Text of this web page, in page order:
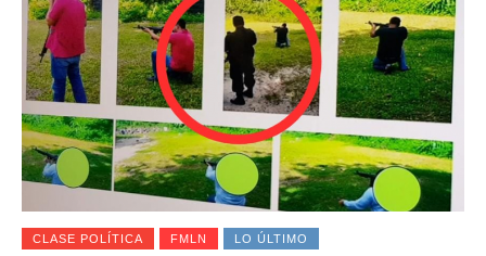
CLASE POLÍTICA FMLN LO ÚLTIMO